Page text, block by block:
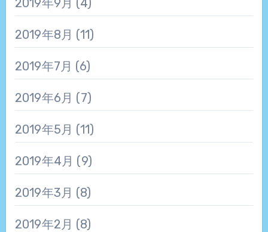
2019年8月 (11)
2019年7月 (6)
2019年6月 (7)
2019年5月 (11)
2019年4月 (9)
2019年3月 (8)
2019年2月 (8)